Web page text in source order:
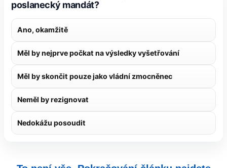
poslanecký mandát?
Ano, okamžitě
Měl by nejprve počkat na výsledky vyšetřování
Měl by skončit pouze jako vládní zmocněnec
Neměl by rezignovat
Nedokážu posoudit